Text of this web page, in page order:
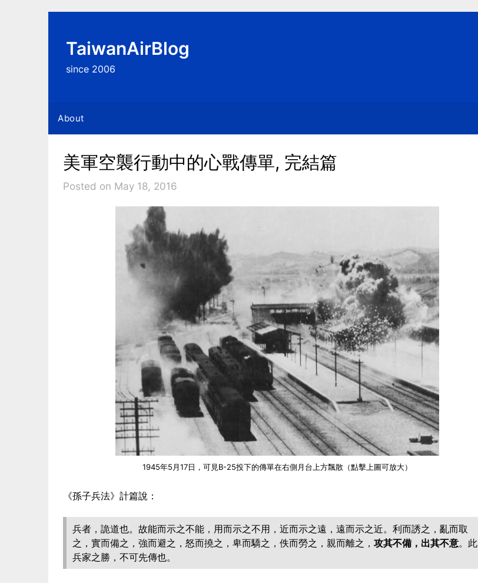
TaiwanAirBlog
since 2006
About
美軍空襲行動中的心戰傳單, 完結篇
Posted on May 18, 2016
1945年5月17日，可見B-25投下的傳單在右側月台上方飄散（點擊上圖可放大）
《孫子兵法》計篇說：
兵者，詭道也。故能而示之不能，用而示之不用，近而示之遠，遠而示之近。利而誘之，亂而取
之，實而備之，強而避之，怒而撓之，卑而驕之，佚而勞之，親而離之， 攻其不備，出其不意。此
兵家之勝，不可先傳也。